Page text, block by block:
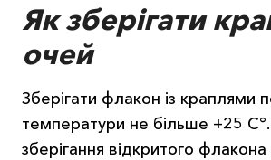
Як зберігати
очей
Зберігати флакон із краплями
температури не більше +25
зберігання відкритого